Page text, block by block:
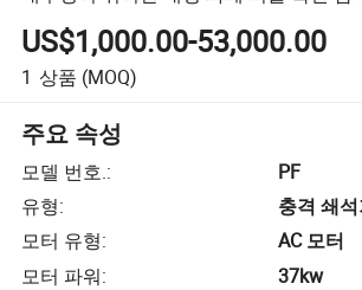
US$1,000.00-53,000.00
1 상품 (MOQ)
주요 속성
모델 번호.:
PF
유형:
충격 쇄
모터 유형:
AC 모터
모터 파워:
37kw